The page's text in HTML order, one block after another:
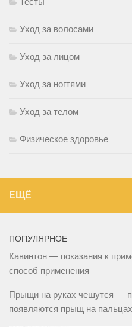
Уход за волосами
Уход за лицом
Уход за ногтями
Уход за телом
Физическое здоровье
ЕЩЁ
ПОПУЛЯРНОЕ
Кавинтон — показания к
способ применения
Прыщи на руках чешутся —
появляются прыщ на